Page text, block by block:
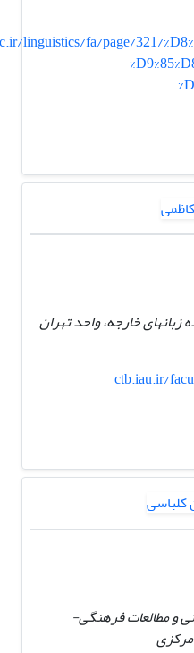
linguistics/fa/page/321/
خارجه، واحد تهران
ctb.iau.ir/
و مطالعات فرهنگی-
مرکزی